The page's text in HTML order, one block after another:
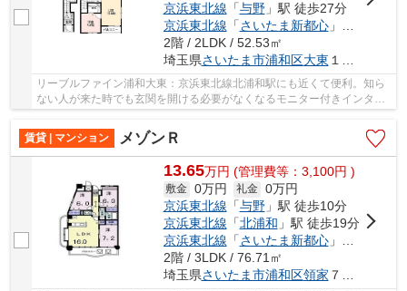
京浜東北線 「与野」駅 徒歩27分
京浜東北線 「さいたま新都心」駅 徒歩39分
2階 / 2LDK / 52.53㎡
埼玉県さいたま市浦和区大東 １丁目１２-３
リーブルファイン浦和大東：京浜東北線北浦和駅にも近くて便利。知ら
ない人が来た時でも玄関を開ける必要がなくなるモニター付きインター
賃貸 | マンション
メゾンＲ
13.65万円 (管理費等：3,100円 )
敷金 0万円 礼金 0万円
京浜東北線 「与野」駅 徒歩10分
京浜東北線 「北浦和 」駅 徒歩19分
京浜東北線 「さいたま新都心」駅 徒歩23分
2階 / 3LDK / 76.71㎡
埼玉県さいたま市浦和区領家 ７丁目２５-２５